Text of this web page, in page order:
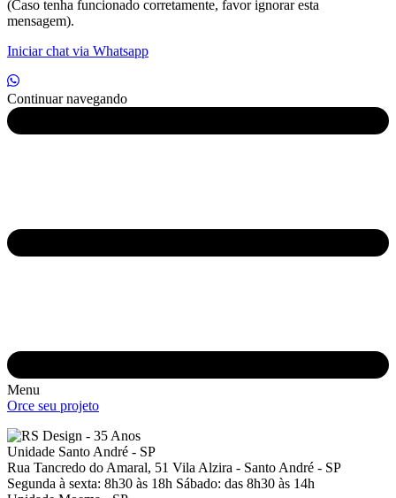
(Caso tenha funcionado corretamente, favor ignorar esta
mensagem).
Iniciar chat via Whatsapp
Continuar navegando
Menu
Orce seu projeto
Unidade Santo André - SP
Rua Tancredo do Amaral, 51 Vila Alzira - Santo André - SP
Segunda à sexta: 8h30 às 18h Sábado: das 8h30 às 14h